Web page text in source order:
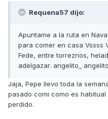
Requena57 dijo:
Apuntame a la ruta en
para comer en casa Vssss
Fede, entre torreznos,
adelgazar. angelito_ angelito_
Jaja, Pepe llevo toda la
pasado comi como es
perdido.